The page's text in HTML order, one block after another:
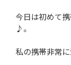
今日は初めて
♪。
私の携帯非常